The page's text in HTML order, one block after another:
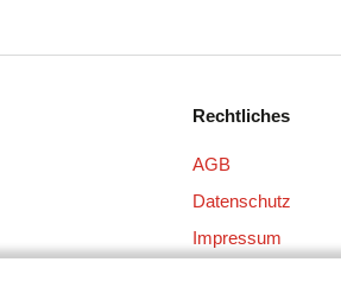
Rechtliches
AGB
Datenschutz
Impressum